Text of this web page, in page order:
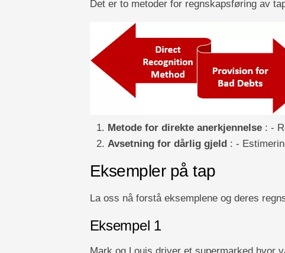
Det er to metoder for regnskapsføring av
Metode for direkte anerkjennelse: -
Avsetning for dårlig gjeld : -
Eksempler på tap
La oss nå forstå eksemplene og deres
Eksempel 1